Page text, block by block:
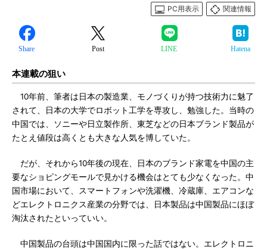
PC用表示
関連情報
Share Post LINE Hatena
本連載の狙い
10年前、筆者は日本の製造業、モノづくりが持つ技術力に魅了
されて、日本の大学でロボット工学を専攻し、勉強した。当時の
中国では、ソニーや日立製作所、東芝などの日本ブランド製品が
たとえ値段は高くとも大きな人気を博していた。
だが、それから10年後の現在、日本のブランド家電を中国の主
要なショピングモールで見かける機会はとても少なくなった。中
国市場において、スマートフォンや洗濯機、冷蔵庫、エアコンな
どエレクトロニクス産業の分野では、日本製品は中国製品にほぼ
淘汰されたといっていい。
中国製品の台頭は中国国内に限った話ではない。エレクトロニ